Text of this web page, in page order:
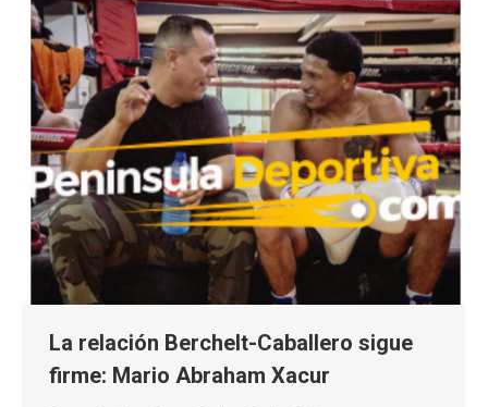
La relación Berchelt-Caballero sigue
firme: Mario Abraham Xacur